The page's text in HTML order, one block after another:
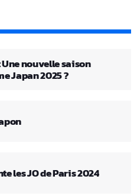
nouvelle saison
Japan 2025 ?
les JO de Paris 2024